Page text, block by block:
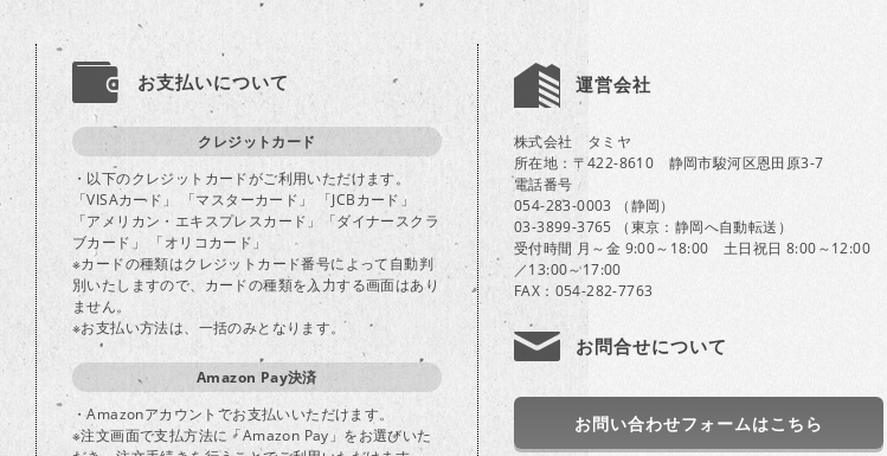
お支払いについて
クレジットカード
・以下のクレジットカードがご利用いただけます。
「VISAカード」 「マスターカード」 「JCBカード」
「アメリカン・エキスプレスカード」「ダイナースクラ
ブカード」 「オリコカード」
※カードの種類はクレジットカード番号によって自動判
別いたしますので、カードの種類を入力する画面はあり
ません。
※お支払い方法は、一括のみとなります。
Amazon Pay決済
・Amazonアカウントでお支払いいただけます。
※注文画面で支払方法に「Amazon Pay」をお選びいた
運営会社
株式会社 タミヤ
所在地：〒422-8610 静岡市駿河区恩田原3-7
電話番号
054-283-0003 （静岡）
03-3899-3765 （東京：静岡へ自動転送）
受付時間 月～金 9:00～18:00 土日祝日 8:00～12:00
／13:00～17:00
FAX：054-282-7763
お問合せについて
お問い合わせフォームはこちら